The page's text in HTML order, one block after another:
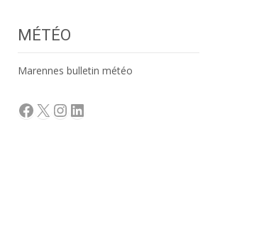
MÉTÉO
Marennes bulletin météo
Facebook
X Instagram
LinkedIn